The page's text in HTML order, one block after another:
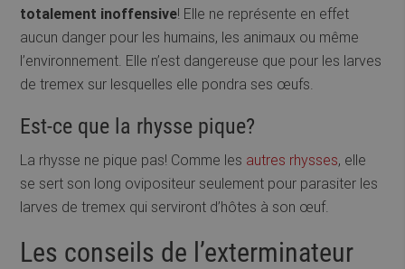
totalement inoffensive! Elle ne représente en effet
aucun danger pour les humains, les animaux ou même
l’environnement. Elle n’est dangereuse que pour les larves
de tremex sur lesquelles elle pondra ses œufs.
Est-ce que la rhysse pique?
La rhysse ne pique pas! Comme les autres rhysses, elle
se sert son long ovipositeur seulement pour parasiter les
larves de tremex qui serviront d’hôtes à son œuf.
Les conseils de l’exterminateur